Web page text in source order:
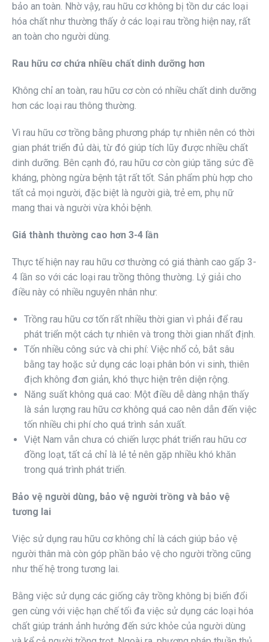
bảo an toàn. Nhờ vậy, rau hữu cơ không bị tồn dư các loại
hóa chất như thường thấy ở các loại rau trồng hiện nay, rất
an toàn cho người dùng.
Rau hữu cơ chứa nhiều chất dinh dưỡng hơn
Không chỉ an toàn, rau hữu cơ còn có nhiều chất dinh dưỡng
hơn các loại rau thông thường.
Vì rau hữu cơ trồng bằng phương pháp tự nhiên nên có thời
gian phát triển đủ dài, từ đó giúp tích lũy được nhiều chất
dinh dưỡng. Bên cạnh đó, rau hữu cơ còn giúp tăng sức đề
kháng, phòng ngừa bệnh tật rất tốt. Sản phẩm phù hợp cho
tất cả mọi người, đặc biệt là người già, trẻ em, phụ nữ
mang thai và người vừa khỏi bệnh.
Giá thành thường cao hơn 3-4 lần
Thực tế hiện nay rau hữu cơ thường có giá thành cao gấp 3-
4 lần so với các loại rau trồng thông thường. Lý giải cho
điều này có nhiều nguyên nhân như:
Trồng rau hữu cơ tốn rất nhiều thời gian vì phải để rau
phát triển một cách tự nhiên và trong thời gian nhất định.
Tốn nhiều công sức và chi phí: Việc nhổ cỏ, bắt sâu
bằng tay hoặc sử dụng các loại phân bón vi sinh, thiên
địch không đơn giản, khó thực hiện trên diện rộng.
Năng suất không quá cao: Một điều dễ dàng nhận thấy
là sản lượng rau hữu cơ không quá cao nên dẫn đến việc
tốn nhiều chi phí cho quá trình sản xuất.
Việt Nam vẫn chưa có chiến lược phát triển rau hữu cơ
đồng loạt, tất cả chỉ là lẻ tẻ nên gặp nhiều khó khăn
trong quá trình phát triển.
Bảo vệ người dùng, bảo vệ người trồng và bảo vệ
tương lai
Việc sử dụng rau hữu cơ không chỉ là cách giúp bảo vệ
người thân mà còn góp phần bảo vệ cho người trồng cũng
như thế hệ trong tương lai.
Bằng việc sử dụng các giống cây trồng không bị biến đổi
gen cùng với việc hạn chế tối đa việc sử dụng các loại hóa
chất giúp tránh ảnh hưởng đến sức khỏe của người dùng